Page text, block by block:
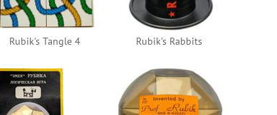
Rubik’s Tangle 4 Rubik’s Rabbits